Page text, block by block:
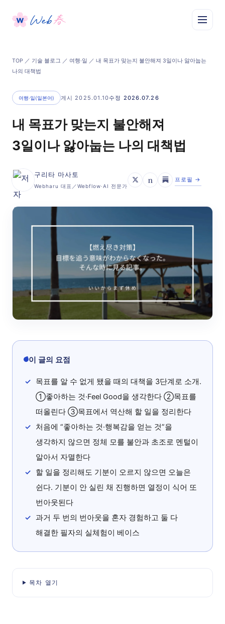
TOP ／ 기술 블로그 ／ 여행·일 ／ 내 목표가 맞는지 불안해져 3일이나 앓아눕는
나의 대책법
여행·일(일본어) 게시 2025.01.10수정 2026.07.26
내 목표가 맞는지 불안해져
3일이나 앓아눕는 나의 대책법
구리타 마사토
Webharu 대표／Webflow·AI 전문가
n 프로필 →
이 글의 요점
목표를 알 수 없게 됐을 때의 대책을 3단계로 소개.
①좋아하는 것·Feel Good을 생각한다 ②목표를
떠올린다 ③목표에서 역산해 할 일을 정리한다
처음에 “좋아하는 것·행복감을 얻는 것”을
생각하지 않으면 정체 모를 불안과 초조로 멘털이
알아서 자멸한다
할 일을 정리해도 기분이 오르지 않으면 오늘은
쉰다. 기분이 안 실린 채 진행하면 열정이 식어 또
번아웃된다
과거 두 번의 번아웃을 혼자 경험하고 둘 다
해결한 필자의 실체험이 베이스
목차 열기